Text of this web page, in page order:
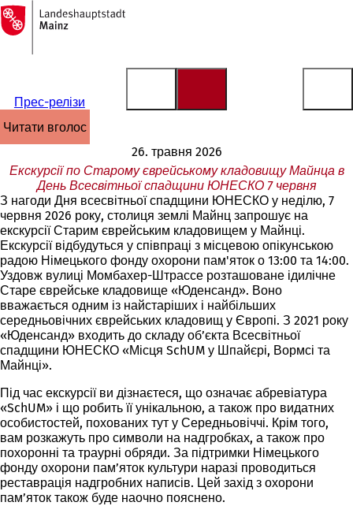
Перейти до змісту
На
головну
сторінку
Прес-релізи
читати вголос
26. травня 2026
Екскурсії по Старому єврейському кладовищу Майнца в
День Всесвітньої спадщини ЮНЕСКО 7 червня
З нагоди Дня всесвітньої спадщини ЮНЕСКО у неділю, 7
червня 2026 року, столиця землі Майнц запрошує на
екскурсії Старим єврейським кладовищем у Майнці.
Екскурсії відбудуться у співпраці з місцевою опікунською
радою Німецького фонду охорони пам'яток о 13:00 та 14:00.
Уздовж вулиці Момбахер-Штрассе розташоване ідилічне
Старе єврейське кладовище «Юденсанд». Воно
вважається одним із найстаріших і найбільших
середньовічних єврейських кладовищ у Європі. З 2021 року
«Юденсанд» входить до складу об’єкта Всесвітньої
спадщини ЮНЕСКО «Місця SchUM у Шпайєрі, Вормсі та
Майнці».
Під час екскурсії ви дізнаєтеся, що означає абревіатура
«SchUM» і що робить її унікальною, а також про видатних
особистостей, похованих тут у Середньовіччі. Крім того,
вам розкажуть про символи на надгробках, а також про
похоронні та траурні обряди. За підтримки Німецького
фонду охорони пам’яток культури наразі проводиться
реставрація надгробних написів. Цей захід з охорони
пам’яток також буде наочно пояснено.